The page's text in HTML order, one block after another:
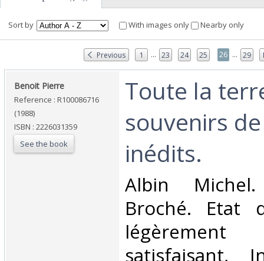
Sort by With images only Nearby only
Previous 1 ... 23 24 25 26 ... 29
‎Benoit Pierre‎
Reference : R100086716
(1988)
ISBN : 2226031359
See the book
‎Toute la
souvenirs
inédits.‎
‎Albin
Broché. Etat
satisfaisant,